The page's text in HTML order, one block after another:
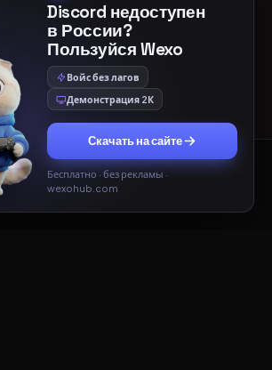
Принять Только необходимые
Discord недоступен
в России?
Пользуйся Wexo
Войс без лагов
Демонстрация 2К
Скачать на сайте
Бесплатно · без рекламы ·
wexohub.com